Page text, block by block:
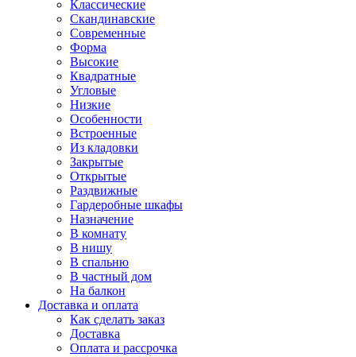
Классические
Скандинавские
Современные
Форма
Высокие
Квадратные
Угловые
Низкие
Особенности
Встроенные
Из кладовки
Закрытые
Открытые
Раздвижные
Гардеробные шкафы
Назначение
В комнату
В нишу
В спальню
В частный дом
На балкон
Доставка и оплата
Как сделать заказ
Доставка
Оплата и рассрочка